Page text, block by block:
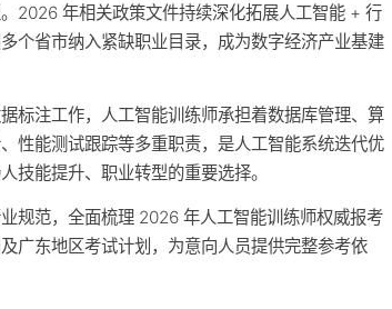
2026 年相关政策文件持续深化拓展人工智能 + 行
个省市纳入紧缺职业目录，成为数字经济产业基建
标注工作，人工智能训练师承担着数据库管理、算
性能测试跟踪等多重职责，是人工智能系统迭代优
技能提升、职业转型的重要选择。
规范，全面梳理 2026 年人工智能训练师权威报考
广东地区考试计划，为意向人员提供完整参考依